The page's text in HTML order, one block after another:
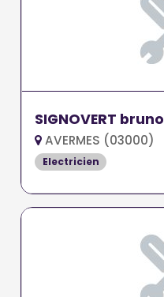
SIGNOVERT bruno
AVERMES (03000)
Electricien